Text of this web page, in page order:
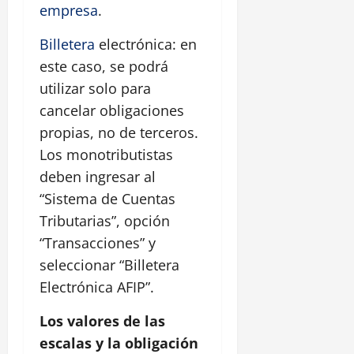
empresa.
Billetera electrónica: en
este caso, se podrá
utilizar solo para
cancelar obligaciones
propias, no de terceros.
Los monotributistas
deben ingresar al
“Sistema de Cuentas
Tributarias”, opción
“Transacciones” y
seleccionar “Billetera
Electrónica AFIP”.
Los valores de las
escalas y la obligación